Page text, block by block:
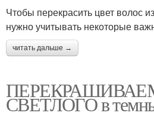
Чтобы перекрасить цвет волос
нужно учитывать некоторые
читать дальше →
ПЕРЕКРАШИВАЕМ
СВЕТЛОГО в